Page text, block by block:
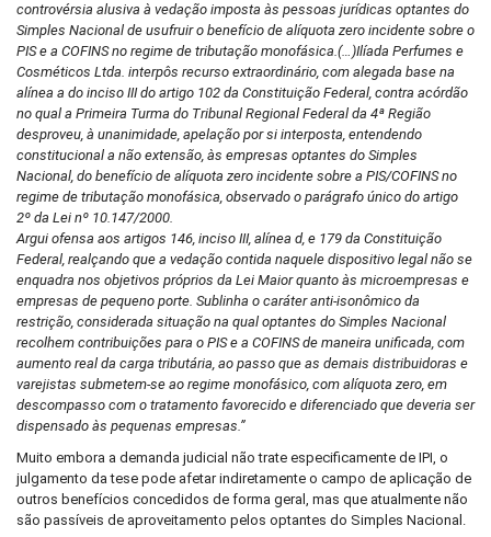
controvérsia alusiva à vedação imposta às pessoas jurídicas optantes do
Simples Nacional de usufruir o benefício de alíquota zero incidente sobre o
PIS e a COFINS no regime de tributação monofásica.(…)Ilíada Perfumes e
Cosméticos Ltda. interpôs recurso extraordinário, com alegada base na
alínea a do inciso III do artigo 102 da Constituição Federal, contra acórdão
no qual a Primeira Turma do Tribunal Regional Federal da 4ª Região
desproveu, à unanimidade, apelação por si interposta, entendendo
constitucional a não extensão, às empresas optantes do Simples
Nacional, do benefício de alíquota zero incidente sobre a PIS/COFINS no
regime de tributação monofásica, observado o parágrafo único do artigo
2º da Lei nº 10.147/2000.
Argui ofensa aos artigos 146, inciso III, alínea d, e 179 da Constituição
Federal, realçando que a vedação contida naquele dispositivo legal não se
enquadra nos objetivos próprios da Lei Maior quanto às microempresas e
empresas de pequeno porte. Sublinha o caráter anti-isonômico da
restrição, considerada situação na qual optantes do Simples Nacional
recolhem contribuições para o PIS e a COFINS de maneira unificada, com
aumento real da carga tributária, ao passo que as demais distribuidoras e
varejistas submetem-se ao regime monofásico, com alíquota zero, em
descompasso com o tratamento favorecido e diferenciado que deveria ser
dispensado às pequenas empresas.”
Muito embora a demanda judicial não trate especificamente de IPI, o
julgamento da tese pode afetar indiretamente o campo de aplicação de
outros benefícios concedidos de forma geral, mas que atualmente não
são passíveis de aproveitamento pelos optantes do Simples Nacional.